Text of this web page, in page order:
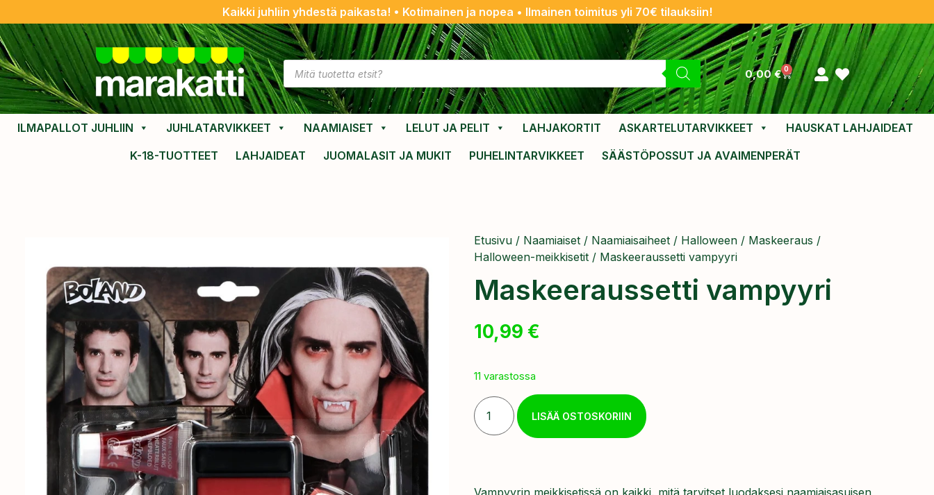
Kaikki juhliin yhdestä paikasta! • Kotimainen ja nopea • Ilmainen toimitus yli 70€ tilauksiin!
0,00€ 0
ILMAPALLOT JUHLIIN JUHLATARVIKKEET NAAMIAISET LELUT JA PELIT LAHJAKORTIT ASKARTELUTARVIKKEET
HAUSKAT LAHJAIDEAT
K-18-TUOTTEET
LAHJAIDEAT JUOMALASIT JA MUKIT PUHELINTARVIKKEET SÄÄSTÖPOSSUT JA AVAIMENPERÄT
Etusivu / Naamiaiset / Naamiaisaiheet / Halloween / Maskeeraus /
Halloween-meikkisetit / Maskeeraussetti vampyyri
Maskeeraussetti vampyyri
10,99 €
11 varastossa
LISÄÄ OSTOSKORIIN
Vampyyrin meikkisetissä on kaikki, mitä tarvitset luodaksesi naamiaisasuisen